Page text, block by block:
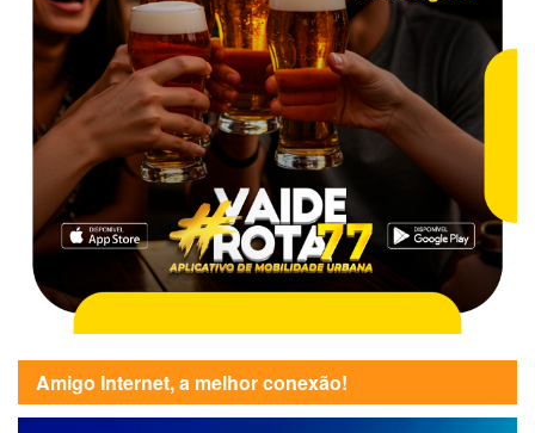
Amigo Internet, a melhor conexão!